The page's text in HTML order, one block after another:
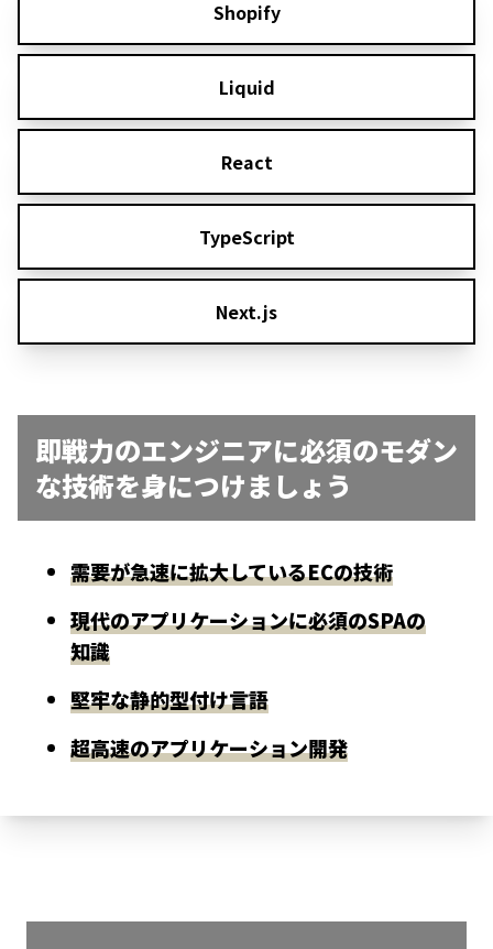
Shopify
Liquid
React
TypeScript
Next.js
即戦力のエンジニアに必須のモダン
な技術を身につけましょう
需要が急速に拡大しているECの技術
現代のアプリケーションに必須のSPAの
知識
堅牢な静的型付け言語
超高速のアプリケーション開発